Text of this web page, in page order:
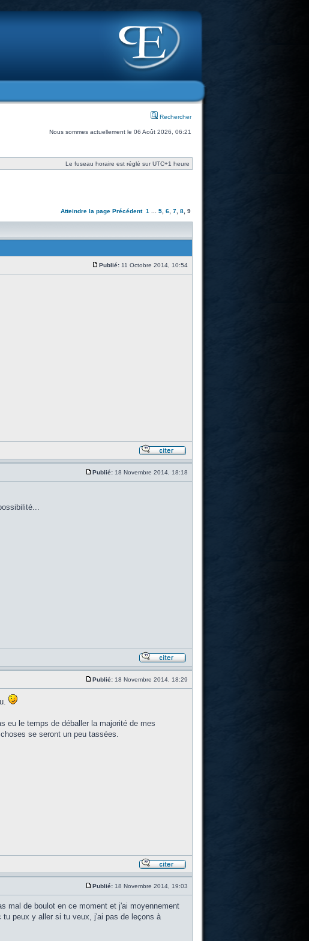
Rechercher
Nous sommes actuellement le 06 Août 2026, 06:21
Le fuseau horaire est réglé sur UTC+1 heure
Atteindre la page Précédent 1 5, 6, 7, 8, 9
Publié:11 Octobre 2014, 10:54
Publié:18 Novembre 2014, 18:18
Publié:18 Novembre 2014, 18:29
eu le temps de déballer la majorité de mes
se seront un peu tassées.
Publié:18 Novembre 2014, 19:03
mal de boulot en ce moment et j'ai moyennement
peux y aller si tu veux, j'ai pas de leçons à